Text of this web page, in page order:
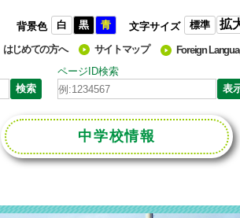
背景色 白 黒 青 文字サイズ 標準 拡
はじめての方へ サイトマップ
Foreign
ページID検索
中学校情報